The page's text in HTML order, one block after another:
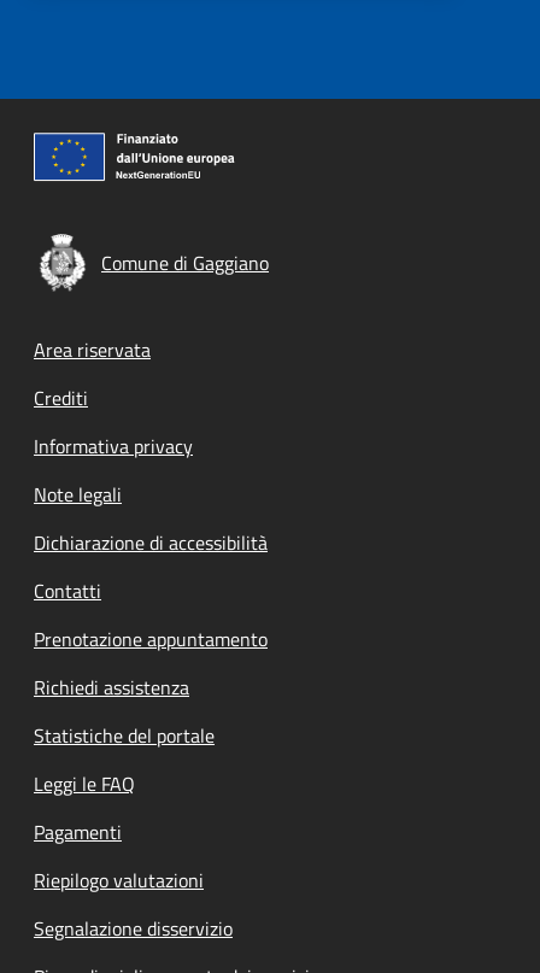
Comune di Gaggiano
Footer menu
Area riservata
Crediti
Informativa privacy
Note legali
Dichiarazione di accessibilità
Contatti
Prenotazione appuntamento
Richiedi assistenza
Statistiche del portale
Leggi le FAQ
Pagamenti
Riepilogo valutazioni
Segnalazione disservizio